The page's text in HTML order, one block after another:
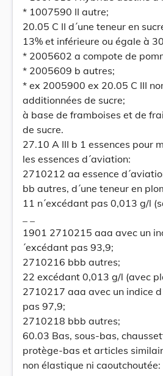
* 1007590 II autre;
20.05 C II d´une teneur en
13% et inférieure ou égale à
* 2005602 a compote de
* 2005609 b autres;
* ex 2005900 ex 20.05 C III
additionnées de sucre;
à base de framboises et de
de sucre.
27.10 A III b 1 essences pour
les essences d´aviation:
2710212 aa essence
bb autres, d´une teneur en
11 n´excédant pas 0,013 g/l
1901 2710215 aaa avec un
´excédant pas 93,9;
2710216 bbb autres;
22 excédant 0,013 g/l (avec
2710217 aaa avec un indice
pas 97,9;
2710218 bbb autres;
60.03 Bas, sous-bas,
protège-bas et articles
non élastique ni caoutchoutée: